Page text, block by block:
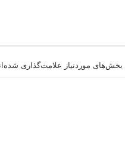
بخش‌های موردنیاز علامت‌گذاری